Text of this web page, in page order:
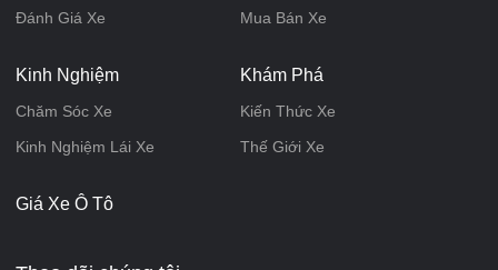
Đánh Giá Xe
Mua Bán Xe
Kinh Nghiệm
Chăm Sóc Xe
Kinh Nghiệm Lái Xe
Khám Phá
Kiến Thức Xe
Thế Giới Xe
Giá Xe Ô Tô